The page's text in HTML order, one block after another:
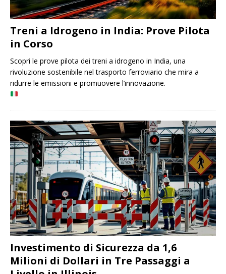
Treni a Idrogeno in India: Prove Pilota
in Corso
Scopri le prove pilota dei treni a idrogeno in India, una
rivoluzione sostenibile nel trasporto ferroviario che mira a
ridurre le emissioni e promuovere l’innovazione.
Investimento di Sicurezza da 1,6
Milioni di Dollari in Tre Passaggi a